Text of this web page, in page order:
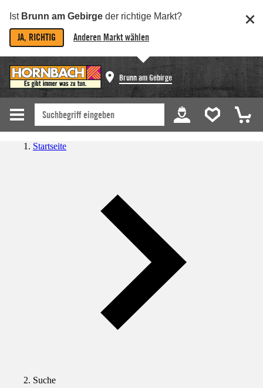
Ist Brunn am Gebirge der richtige Markt?
JA, RICHTIG Anderen Markt wählen
Brunn am Gebirge
Startseite
Suche